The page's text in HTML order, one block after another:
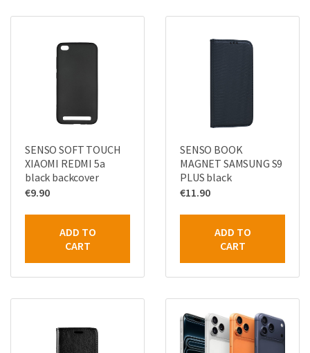
SENSO SOFT TOUCH
XIAOMI REDMI 5a
black backcover
€9.90
ADD TO
CART
SENSO BOOK
MAGNET SAMSUNG S9
PLUS black
€11.90
ADD TO
CART